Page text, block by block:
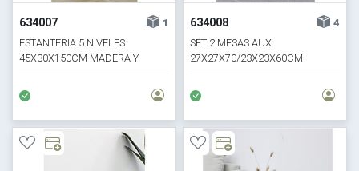
634007
1
ESTANTERIA 5 NIVELES
45X30X150CM MADERA Y
METAL
634008
4
SET 2 MESAS AUX
27X27X70/23X23X60CM
MADERA Y METAL